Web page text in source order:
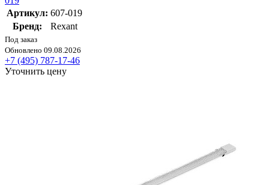
Артикул: 607-019
Бренд:
Rexant
Под заказ
Обновлено 09.08.2026
+7 (495) 787-17-46
Уточнить цену